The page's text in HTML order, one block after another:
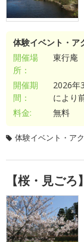
体験イベント・ア
開催場
所：
東行庵
開催期
間：
2026年
により
料金:
無料
体験イベント・ア
【桜・見ご